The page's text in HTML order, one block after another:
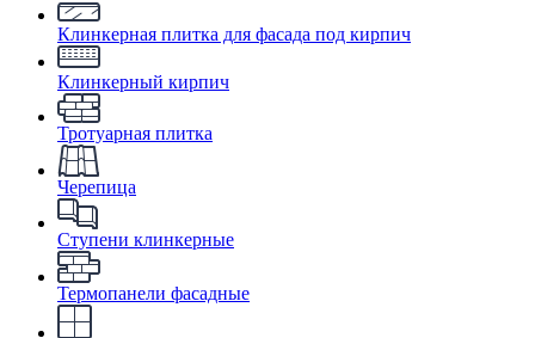
Клинкерная плитка для фасада под кирпич
Клинкерный кирпич
Тротуарная плитка
Черепица
Ступени клинкерные
Термопанели фасадные